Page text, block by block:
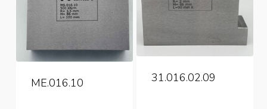
ME.016.10 31.016.02.09